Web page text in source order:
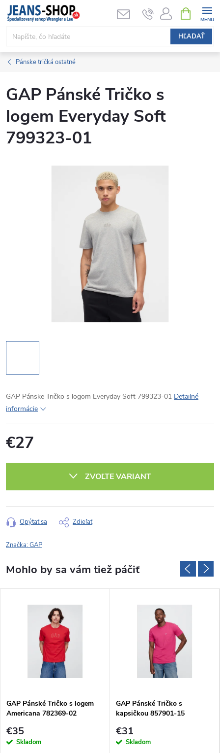
Prejsť
obsah
HĽADAŤ
KOŠÍK
Pánske tričká ostatné
GAP Pánské Tričko s
logem Everyday Soft
799323-01
GAP Pánske Tričko s logom Everyday Soft 799323-01 Detailné
informácie
€27
ZVOĽTE VARIANT
Opýtať sa Zdieľať
Značka:GAP
GAP Pánské Tričko s logem
Americana 782369-02
€35
Skladom
GAP Pánské Tričko s
kapsičkou 857901-15
€31
Skladom